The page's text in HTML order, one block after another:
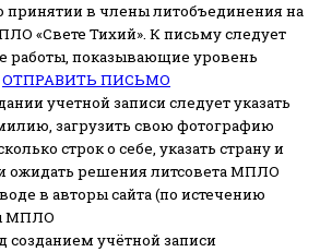
принятии в члены литобъединения на
«Свете Тихий». К письму следует
работы, показывающие уровень
ОТПРАВИТЬ ПИСЬМО
учетной записи следует указать
загрузить свою фотографию
строк о себе, указать страну и
ожидать решения литсовета МПЛО
в авторы сайта (по истечению
МПЛО
созданием учётной записи